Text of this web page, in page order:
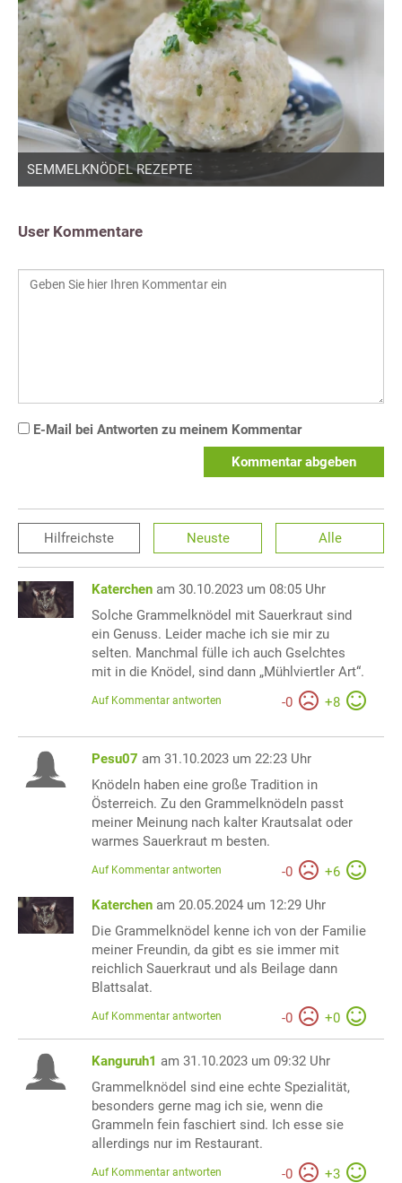
SEMMELKNÖDEL REZEPTE
User Kommentare
E-Mail bei Antworten zu meinem Kommentar
Kommentar abgeben
Hilfreichste Neuste Alle
Katerchen am 30.10.2023 um 08:05 Uhr
Solche Grammelknödel mit Sauerkraut sind
ein Genuss. Leider mache ich sie mir zu
selten. Manchmal fülle ich auch Gselchtes
mit in die Knödel, sind dann „Mühlviertler Art“.
-0 +8
Auf Kommentar antworten
Pesu07 am 31.10.2023 um 22:23 Uhr
Knödeln haben eine große Tradition in
Österreich. Zu den Grammelknödeln passt
meiner Meinung nach kalter Krautsalat oder
warmes Sauerkraut m besten.
-0 +6
Auf Kommentar antworten
Katerchen am 20.05.2024 um 12:29 Uhr
Die Grammelknödel kenne ich von der Familie
meiner Freundin, da gibt es sie immer mit
reichlich Sauerkraut und als Beilage dann
Blattsalat.
-0 +0
Auf Kommentar antworten
Kanguruh1 am 31.10.2023 um 09:32 Uhr
Grammelknödel sind eine echte Spezialität,
besonders gerne mag ich sie, wenn die
Grammeln fein faschiert sind. Ich esse sie
allerdings nur im Restaurant.
-0 +3
Auf Kommentar antworten